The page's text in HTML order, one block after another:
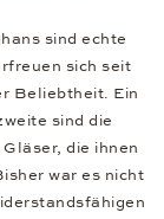
sind echte
sich seit
Beliebtheit. Ein
sind die
die ihnen
war es nicht